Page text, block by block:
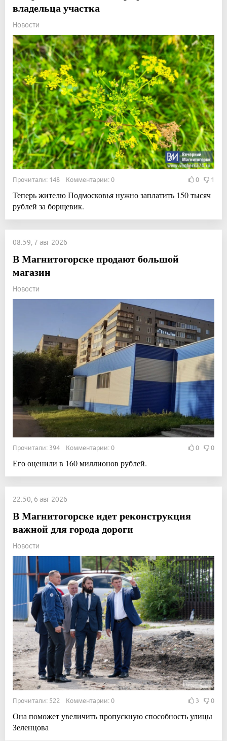
владельца участка
Новости
Прочитали: 148 Комментарии: 0 0 1
Теперь жителю Подмосковья нужно заплатить 150 тысяч
рублей за борщевик.
08:59, 7 авг 2026
В Магнитогорске продают большой
магазин
Новости
Прочитали: 394 Комментарии: 0 0 0
Его оценили в 160 миллионов рублей.
22:50, 6 авг 2026
В Магнитогорске идет реконструкция
важной для города дороги
Новости
Прочитали: 522 Комментарии: 0 3 0
Она поможет увеличить пропускную способность улицы
Зеленцова